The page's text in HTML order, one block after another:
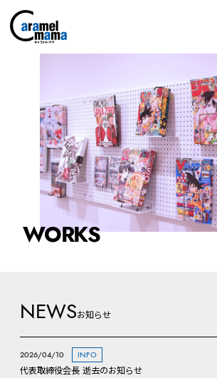
WORKS
NEWSお知らせ
2026/04/10 INFO
代表取締役会長 逝去のお知らせ